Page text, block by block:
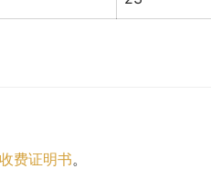
收费证明书。